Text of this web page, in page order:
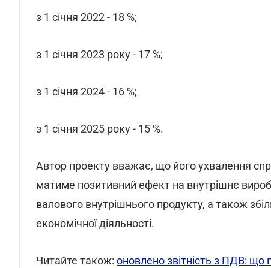
з 1 січня 2022 - 18 %;
з 1 січня 2023 року - 17 %;
з 1 січня 2024 - 16 %;
з 1 січня 2025 року - 15 %.
Автор проекту вважає, що його ухвалення
матиме позитивний ефект на внутрішнє
валового внутрішнього продукту, а також
економічної діяльності.
Читайте також: оновлено звітність з ПДВ: що